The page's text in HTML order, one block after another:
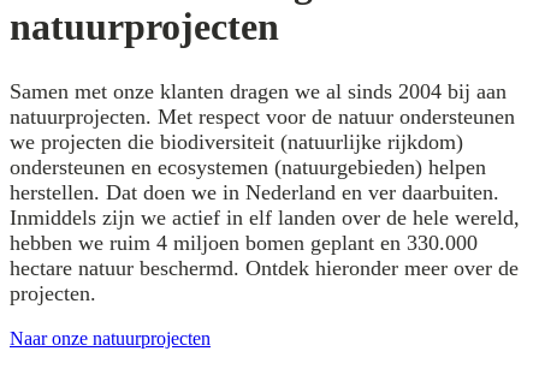
natuurprojecten
Samen met onze klanten dragen we al sinds 2004 bij aan
natuurprojecten. Met respect voor de natuur ondersteunen
we projecten die biodiversiteit (natuurlijke rijkdom)
ondersteunen en ecosystemen (natuurgebieden) helpen
herstellen. Dat doen we in Nederland en ver daarbuiten.
Inmiddels zijn we actief in elf landen over de hele wereld,
hebben we ruim 4 miljoen bomen geplant en 330.000
hectare natuur beschermd. Ontdek hieronder meer over de
projecten.
Naar onze natuurprojecten